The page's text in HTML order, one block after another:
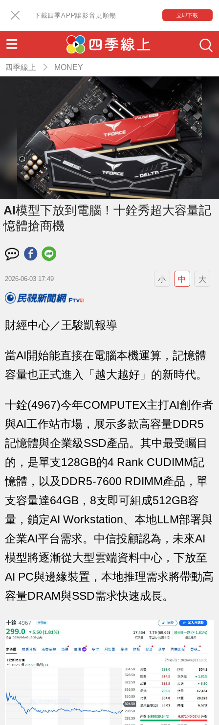
下載四季APP讓影音更順暢 立即下載
四季線上 MONEY
AI模型下放到電腦！十銓秀超大容量記
憶體搶商機
2026-06-03 17:49 小 中 大
財經中心／王駿凱報導
當AI開始能直接在電腦本機運算，記憶體
容量也正式進入「越大越好」的新時代。
十銓(4967)今年COMPUTEX主打AI創作者
與AI工作站市場，展示多款高容量DDR5
記憶體與企業級SSD產品。其中最受矚目
的，是單支128GB的4 Rank CUDIMM記
憶體，以及DDR5-7600 RDIMM產品，單
支容量達64GB，8支即可組成512GB容
量，鎖定AI Workstation、本地LLM部署與
企業AI平台需求。中信投顧認為，未來AI
模型將逐漸從大型雲端資料中心，下放至
AI PC與邊緣裝置，本地推理需求將帶動高
容量DRAM與SSD需求快速成長。